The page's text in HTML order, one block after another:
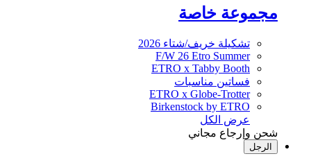
مجموعة خاصة
تشكيلة خريف/شتاء 2026
F/W 26 Etro Summer
ETRO x Tabby Booth
فساتين مناسبات
ETRO x Globe-Trotter
Birkenstock by ETRO
عرض الكل
شحن وإرجاع مجاني
الرجل